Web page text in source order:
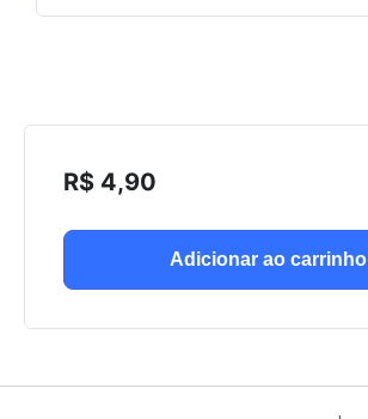
R$ 4,90
Adicionar ao carrinho